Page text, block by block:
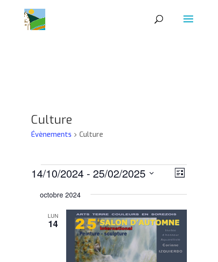
Culture
Évènements Culture
Évènements
de
vues
Liste
14/10/2024 - 25/02/2025
date.
octobre 2024
LUN
14